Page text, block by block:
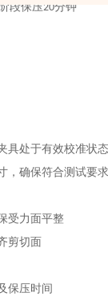
段保压20分钟
具处于有效校准状态
，确保符合测试要求
受力面平整
剪切面
保压时间